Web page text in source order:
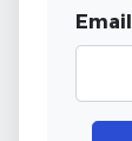
Email